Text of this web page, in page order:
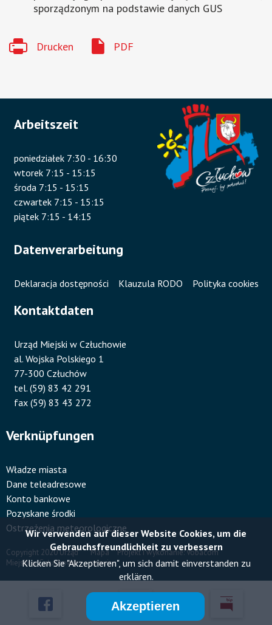
Wir verwenden auf dieser Website Cookies, um die
Gebrauchsfreundlichkeit zu verbessern
Klicken Sie "Akzeptieren", um sich damit einverstanden zu
erklären.
Akzeptieren
sporządzonym na podstawie danych GUS
Drucken PDF
Arbeitszeit
poniedziałek 7:30 - 16:30
wtorek 7:15 - 15:15
środa 7:15 - 15:15
czwartek 7:15 - 15:15
piątek 7:15 - 14:15
Datenverarbeitung
Deklaracja dostępności Klauzula RODO Polityka cookies
Kontaktdaten
Urząd Miejski w Człuchowie
al. Wojska Polskiego 1
77-300 Człuchów
tel. (59) 83 42 291
fax (59) 83 43 272
Verknüpfungen
Władze miasta
Dane teleadresowe
Konto bankowe
Pozyskane środki
Ostrzeżenia meteorologiczne
Copyright 2020 Urząd
Miejski w Człuchowie
Stopka
Mapa
serwisu
Projekt i wykonanie:Vobacom
Przyklejone
Wird
Wird
Wird